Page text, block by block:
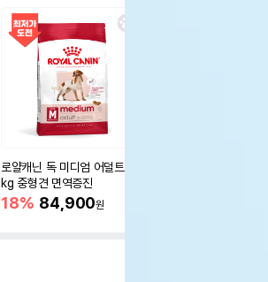
로얄캐닌 독 미디엄 어덜트 10
kg 중형견 면역증진
18% 84,900원